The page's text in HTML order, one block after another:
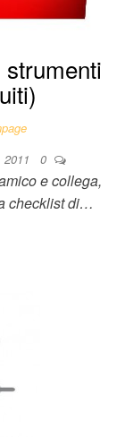
2011 0
e collega,
checklist di…